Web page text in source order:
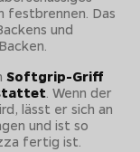
festbrennen. Das
und
Softgrip-Griff
. Wenn der
lässt er sich an
und ist so
fertig ist.